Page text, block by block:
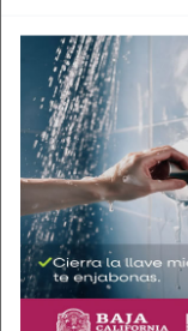
que necesitas
Comparte AFN